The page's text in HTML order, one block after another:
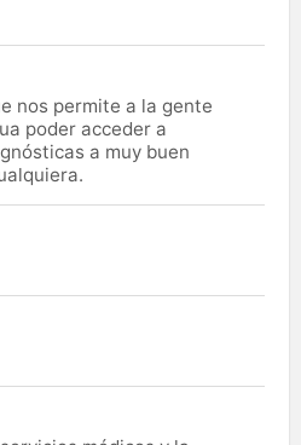
nos permite a la gente
poder acceder a
a muy buen